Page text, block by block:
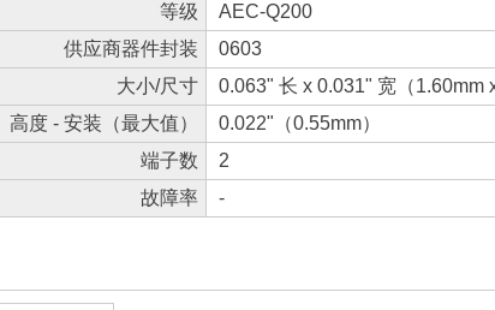
等级
AEC-Q200
供应商器件封装
0603
大小/尺寸
0.063" 长 x 0.031" 宽（1.60mm
高度 - 安装（最大值）
0.022"（0.55mm）
端子数
2
故障率
-